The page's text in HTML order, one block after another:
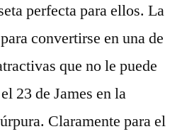
perfecta para ellos. La
convertirse en una de
que no le puede
23 de James en la
Claramente para el